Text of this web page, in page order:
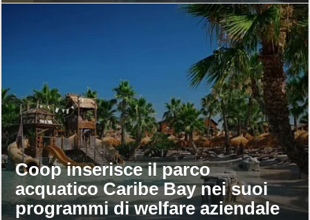
Coop inserisce il parco
acquatico Caribe Bay nei suoi
programmi di welfare aziendale